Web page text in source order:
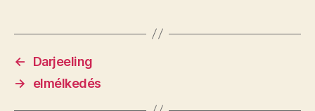
←
Darjeeling
→
elmélkedés